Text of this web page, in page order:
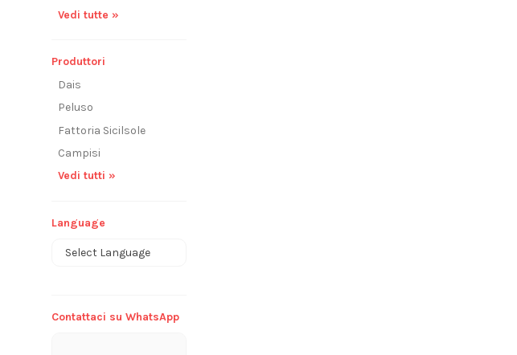
Vedi tutte »
Produttori
Dais
Peluso
Fattoria Sicilsole
Campisi
Vedi tutti »
Language
Contattaci su WhatsApp